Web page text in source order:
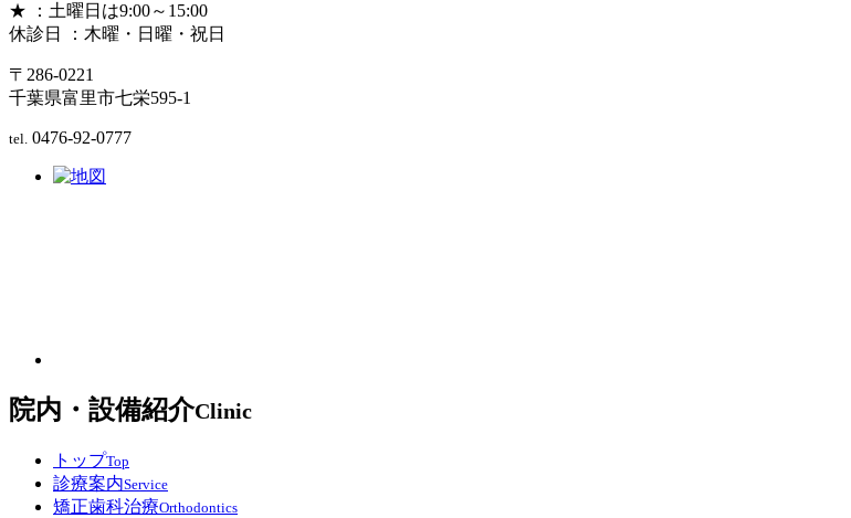
★ ：土曜日は9:00～15:00
休診日 ：木曜・日曜・祝日
〒286-0221
千葉県富里市七栄595-1
tel. 0476-92-0777
院内・設備紹介Clinic
トップTop
診療案内Service
矯正歯科治療Orthodontics